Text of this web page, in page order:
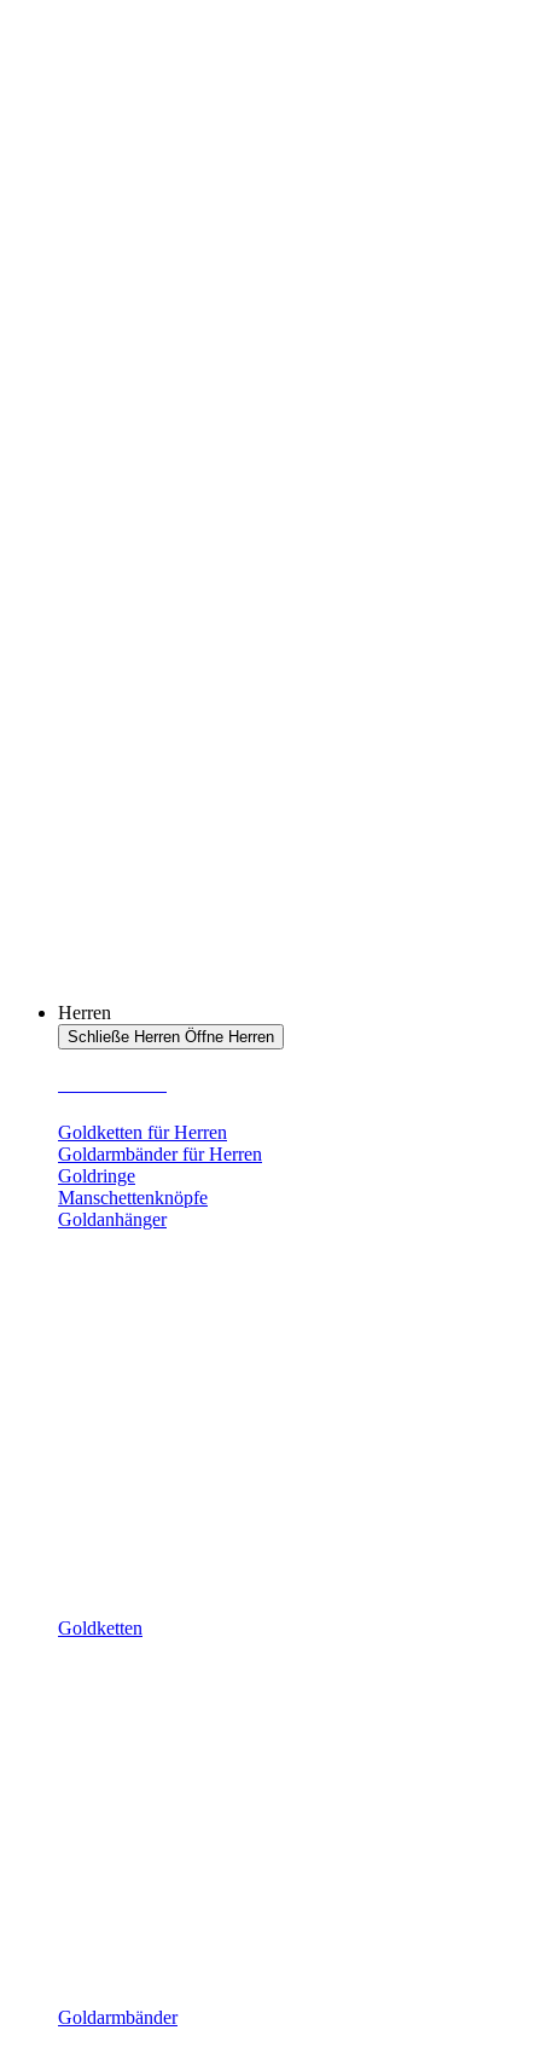
Herren
Schließe Herren Öffne Herren
Goldketten für Herren
Goldarmbänder für Herren
Goldringe
Manschettenknöpfe
Goldanhänger
Goldketten
Goldarmbänder